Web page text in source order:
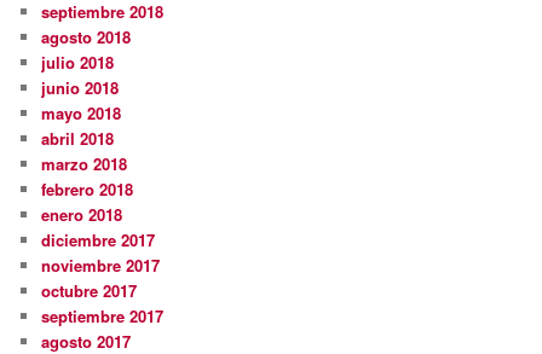
septiembre 2018
agosto 2018
julio 2018
junio 2018
mayo 2018
abril 2018
marzo 2018
febrero 2018
enero 2018
diciembre 2017
noviembre 2017
octubre 2017
septiembre 2017
agosto 2017